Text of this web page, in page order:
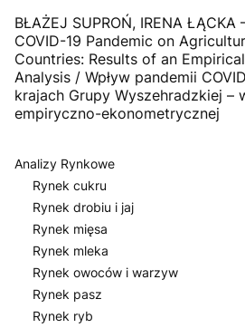
BŁAŻEJ SUPROŃ, IRENA
COVID-19 Pandemic on
Countries: Results of an
Analysis / Wpływ pandemii
krajach Grupy Wyszehradzkiej –
empiryczno-ekonometrycznej
Analizy Rynkowe
Rynek cukru
Rynek drobiu i jaj
Rynek mięsa
Rynek mleka
Rynek owoców i warzyw
Rynek pasz
Rynek ryb